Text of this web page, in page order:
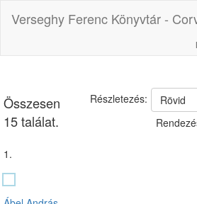
Verseghy Ferenc Könyvtár -
Összesen
15 találat.
Rövid
Részletezés:
1.